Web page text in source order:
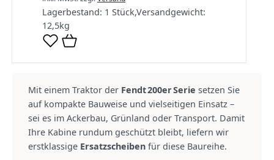
Lagerbestand: 1 Stück,Versandgewicht:
12,5kg
Mit einem Traktor der Fendt 200er Serie setzen Sie
auf kompakte Bauweise und vielseitigen Einsatz –
sei es im Ackerbau, Grünland oder Transport. Damit
Ihre Kabine rundum geschützt bleibt, liefern wir
erstklassige Ersatzscheiben für diese Baureihe.